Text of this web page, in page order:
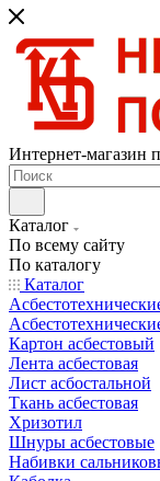
Интернет-магазин
Каталог
По всему сайту
По каталогу
Каталог
Картон асбестовый
Лента асбестовая
Лист асбостальной
Ткань асбестовая
Хризотил
Шнуры асбестовые
Набивки